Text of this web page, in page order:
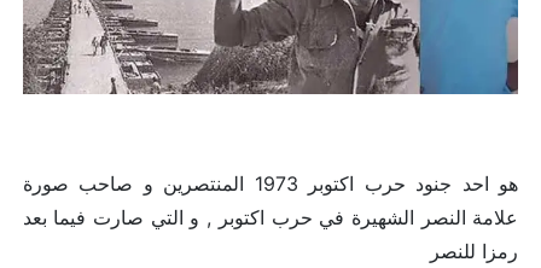
هو احد جنود حرب اكتوبر 1973 المنتصرين و صاحب صورة
علامة النصر الشهيرة في حرب اكتوبر , و التي صارت فيما بعد
رمزا للنصر